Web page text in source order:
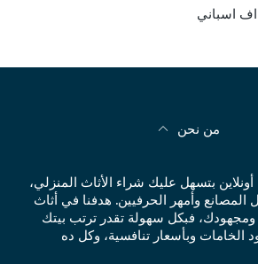
اسباني
من نحن
بتسهل عليك شراء الأثاث المنزلي،
وأمهر الحرفيين. هدفنا في أثاث
فبكل سهولة تقدر ترتب بيتك
الخامات وبأسعار تنافسية، وكل ده